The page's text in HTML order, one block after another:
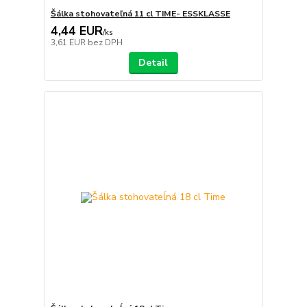
Šálka stohovateľná 11 cl TIME- ESSKLASSE
4,44 EUR/ks
3,61 EUR bez DPH
Detail